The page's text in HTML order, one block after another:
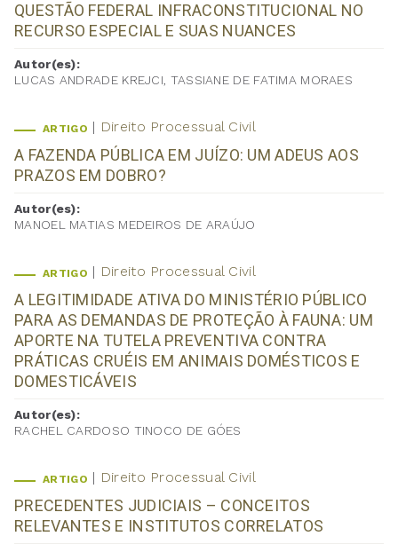
QUESTÃO FEDERAL INFRACONSTITUCIONAL NO
RECURSO ESPECIAL E SUAS NUANCES
Autor(es):
LUCAS ANDRADE KREJCI, TASSIANE DE FATIMA MORAES
ARTIGO Direito Processual Civil
A FAZENDA PÚBLICA EM JUÍZO: UM ADEUS AOS
PRAZOS EM DOBRO?
Autor(es):
MANOEL MATIAS MEDEIROS DE ARAÚJO
ARTIGO Direito Processual Civil
A LEGITIMIDADE ATIVA DO MINISTÉRIO PÚBLICO
PARA AS DEMANDAS DE PROTEÇÃO À FAUNA: UM
APORTE NA TUTELA PREVENTIVA CONTRA
PRÁTICAS CRUÉIS EM ANIMAIS DOMÉSTICOS E
DOMESTICÁVEIS
Autor(es):
RACHEL CARDOSO TINOCO DE GÓES
ARTIGO Direito Processual Civil
PRECEDENTES JUDICIAIS – CONCEITOS
RELEVANTES E INSTITUTOS CORRELATOS